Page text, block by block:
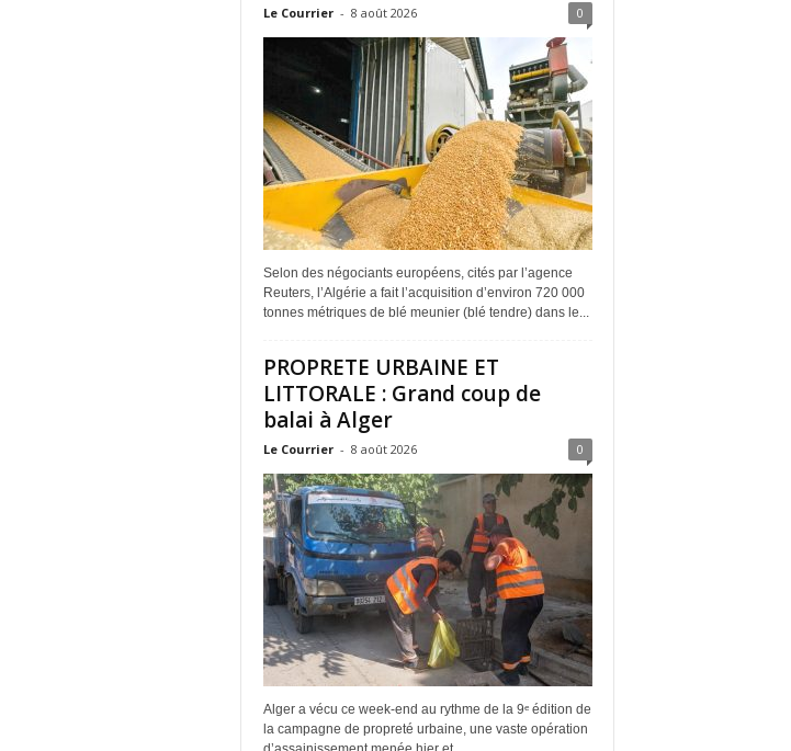
Le Courrier - 8 août 2026 0
Selon des négociants européens, cités par l’agence
Reuters, l’Algérie a fait l’acquisition d’environ 720 000
tonnes métriques de blé meunier (blé tendre) dans le...
PROPRETE URBAINE ET
LITTORALE : Grand coup de
balai à Alger
Le Courrier - 8 août 2026 0
Alger a vécu ce week-end au rythme de la 9ᵉ édition de
la campagne de propreté urbaine, une vaste opération